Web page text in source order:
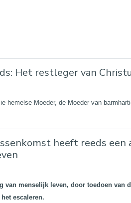
Het restleger van
hemelse Moeder, de Moeder van
heeft reeds een
van menselijk leven, door toedoen van
escaleren.